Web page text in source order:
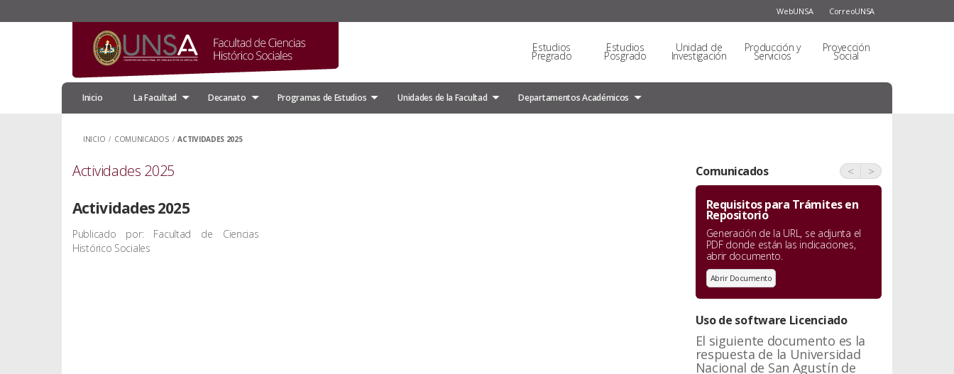
WebUNSA CorreoUNSA
Estudios
Pregrado
Estudios
Posgrado
Unidad de
Investigación
Producción y
Servicios
Proyección
Social
Inicio La Facultad Decanato Programas de Estudios Unidades de la Facultad Departamentos Académicos
INICIO / COMUNICADOS / ACTIVIDADES 2025
Actividades 2025
Actividades 2025
Publicado por: Facultad de Ciencias
Histórico Sociales
Comunicados < >
Requisitos para Trámites en
Repositorio
Generación de la URL, se adjunta el
PDF donde están las indicaciones,
abrir documento.
Abrir Documento
Uso de software Licenciado
El siguiente documento es la
respuesta de la Universidad
Nacional de San Agustín de